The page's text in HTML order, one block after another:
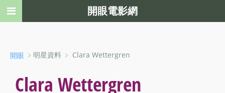
開眼 ﹥明星資料 ﹥ Clara Wettergren
Clara Wettergren
開眼電影網